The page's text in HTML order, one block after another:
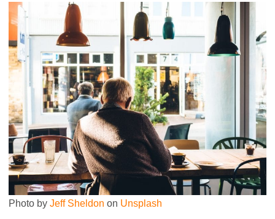
Photo by Jeff Sheldon on Unsplash